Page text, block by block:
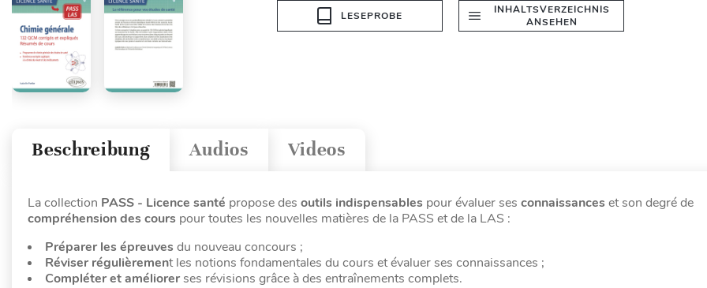
LESEPROBE
INHALTSVERZEICHNIS
ANSEHEN
Videos
Audios
Beschreibung
La collection PASS - Licence santé propose des outils indispensables pour évaluer ses connaissances et son degré de
compréhension des cours pour toutes les nouvelles matières de la PASS et de la LAS :
Préparer les épreuves du nouveau concours ;
Réviser régulièrement les notions fondamentales du cours et évaluer ses connaissances ;
Compléter et améliorerses révisions grâce à des entraînements complets.